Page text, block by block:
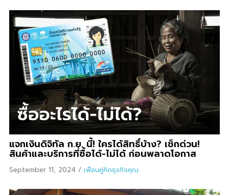
แจกเงินดิจิทัล ก.ย. นี้! ใครได้สิทธิ์บ้าง? เช็กด่วน!
สินค้าและบริการที่ซื้อได้-ไม่ได้ ก่อนพลาดโอกาส
September 11, 2024 / เพื่อนคู่คิดธุรกิจคุณ